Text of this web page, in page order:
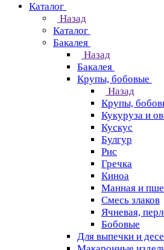
Каталог
Назад
Каталог
Бакалея
Назад
Бакалея
Крупы, бобовые
Назад
Крупы,
Кукуруза и
Кускус
Булгур
Рис
Гречка
Киноа
Манная и
Смесь злаков
Ячневая,
Бобовые
Для выпечки и